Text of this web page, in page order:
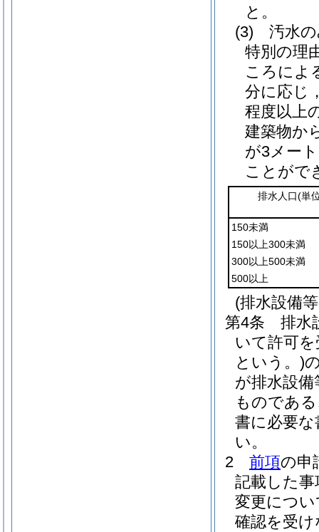
と。
(3)
汚水
特別の理
ころによ
分に応じ
程度以上
建築物か
が3メー
ことがで
排水人口(単
150未満
150以上300未満
300以上500未満
500以上
(排水設備
第4条
排水
いて許可
という。)
が排水設
ものであ
書に必要
い。
2
前項の申
記載した
変更につ
確認を受